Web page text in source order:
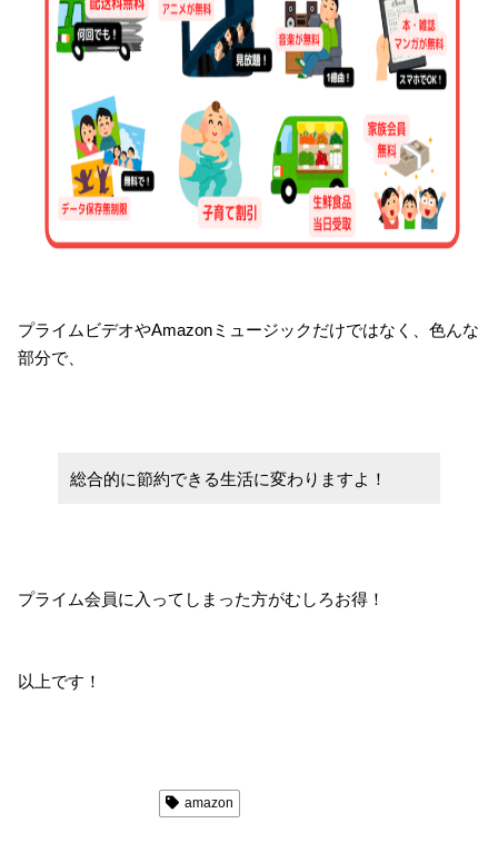
プライムビデオやAmazonミュージックだけではなく、色んな
部分で、
総合的に節約できる生活に変わりますよ！
プライム会員に入ってしまった方がむしろお得！
以上です！
amazon